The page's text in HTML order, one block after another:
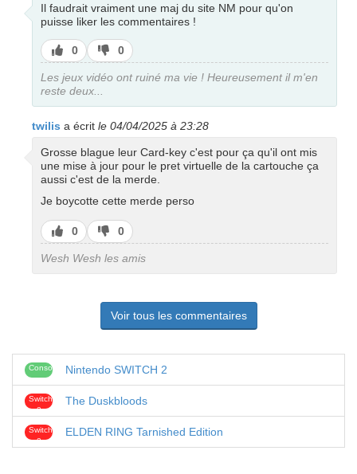
Il faudrait vraiment une maj du site NM pour qu'on
puisse liker les commentaires !
J’aime
0
J’aime
pas
0
Les jeux vidéo ont ruiné ma vie ! Heureusement il m'en
reste deux...
twilis a écrit le 04/04/2025 à 23:28
Grosse blague leur Card-key c'est pour ça qu'il ont mis
une mise à jour pour le pret virtuelle de la cartouche ça
aussi c'est de la merde.
Je boycotte cette merde perso
J’aime
0
J’aime
pas
0
Wesh Wesh les amis
Voir tous les commentaires
ConsolesNintendo SWITCH 2
Switch
2
The Duskbloods
Switch
2
ELDEN RING Tarnished Edition